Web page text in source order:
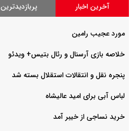
آخرین اخبار پربازدیدترین
مورد عجیب رامین
خلاصه بازی آرسنال و رئال بتیس+ ویدئو
پنجره نقل و انتقالات استقلال بسته شد
لباس آبی برای امید عالیشاه
خرید نساجی از خیبر آمد